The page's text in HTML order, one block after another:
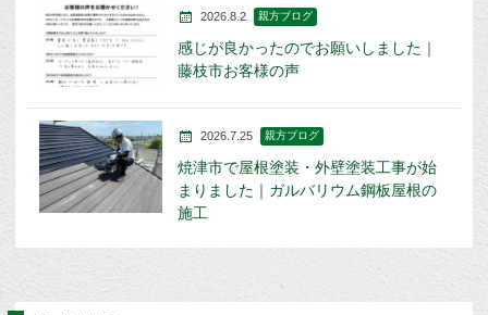
2026.8.2 親方ブログ
感じが良かったのでお願いしました｜
藤枝市お客様の声
2026.7.25 親方ブログ
焼津市で屋根塗装・外壁塗装工事が始
まりました｜ガルバリウム鋼板屋根の
施工